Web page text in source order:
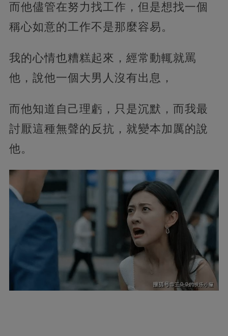
而他儘管在努力找工作，但是想找一個
稱心如意的工作不是那麼容易。
我的心情也糟糕起來，經常動輒就罵
他，說他一個大男人沒有出息，
而他知道自己理虧，只是沉默，而我最
討厭這種無聲的反抗，就變本加厲的說
他。